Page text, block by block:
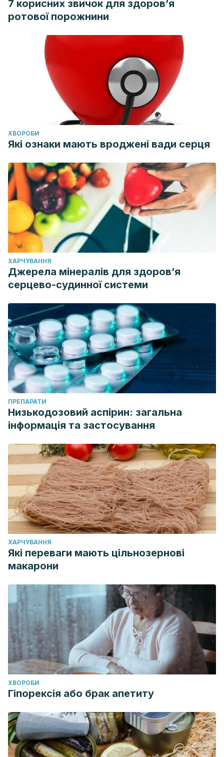
7 корисних звичок для здоров’я
ротової порожнини
ХВОРОБИ
Які ознаки мають вроджені вади серця
ХАРЧУВАННЯ
Джерела мінералів для здоров’я
серцево-судинної системи
ПРЕПАРАТИ
Низькодозовий аспірин: загальна
інформація та застосування
ХАРЧУВАННЯ
Які переваги мають цільнозернові
макарони
ХВОРОБИ
Гіпорексія або брак апетиту